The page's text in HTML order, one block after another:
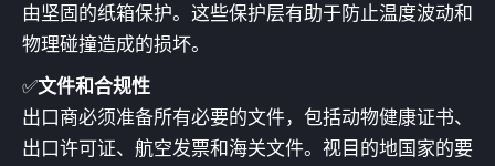
由坚固的纸箱保护。这些保护层有助于防止温度波动和
物理碰撞造成的损坏。
✅文件和合规性
出口商必须准备所有必要的文件，包括动物健康证书、
出口许可证、航空发票和海关文件。视目的地国家的要